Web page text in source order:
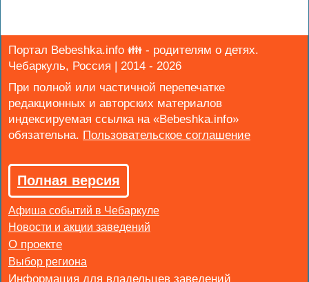
Портал Bebeshka.info 👪 - родителям о детях.
Чебаркуль, Россия | 2014 - 2026
При полной или частичной перепечатке
редакционных и авторских материалов
индексируемая ссылка на «Bebeshka.info»
обязательна.
Полная версия
Афиша событий в Чебаркуле
Новости и акции заведений
Выбор региона